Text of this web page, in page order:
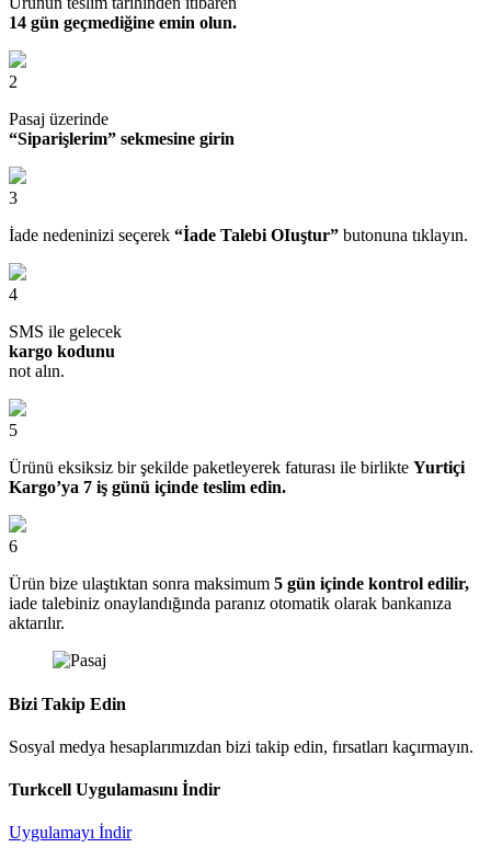
14 gün geçmediğine emin olun.
2
Pasaj üzerinde
“Siparişlerim” sekmesine girin
3
İade nedeninizi seçerek “İade Talebi OIuştur” butonuna tıklayın.
4
SMS ile gelecek
kargo kodunu
not alın.
5
Ürünü eksiksiz bir şekilde paketleyerek faturası ile birlikte Yurtiçi
Kargo’ya 7 iş günü içinde teslim edin.
6
Ürün bize ulaştıktan sonra maksimum 5 gün içinde kontrol edilir,
iade talebiniz onaylandığında paranız otomatik olarak bankanıza
aktarılır.
Bizi Takip Edin
Sosyal medya hesaplarımızdan bizi takip edin, fırsatları kaçırmayın.
Turkcell Uygulamasını İndir
Uygulamayı İndir